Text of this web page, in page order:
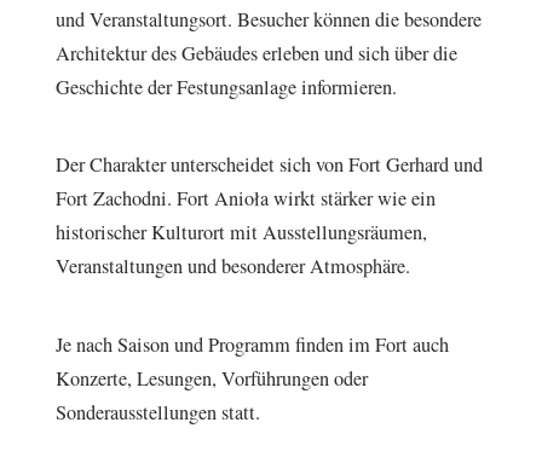
und Veranstaltungsort. Besucher können die besondere
Architektur des Gebäudes erleben und sich über die
Geschichte der Festungsanlage informieren.
Der Charakter unterscheidet sich von Fort Gerhard und
Fort Zachodni. Fort Anioła wirkt stärker wie ein
historischer Kulturort mit Ausstellungsräumen,
Veranstaltungen und besonderer Atmosphäre.
Je nach Saison und Programm finden im Fort auch
Konzerte, Lesungen, Vorführungen oder
Sonderausstellungen statt.